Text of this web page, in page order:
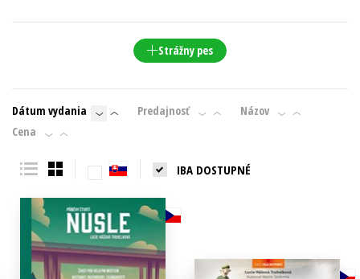
Strážny pes
Dátum vydania Predajnosť
Názov
Cena
IBA DOSTUPNÉ